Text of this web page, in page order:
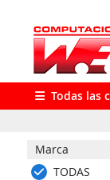
Todas las
Marca
TODAS